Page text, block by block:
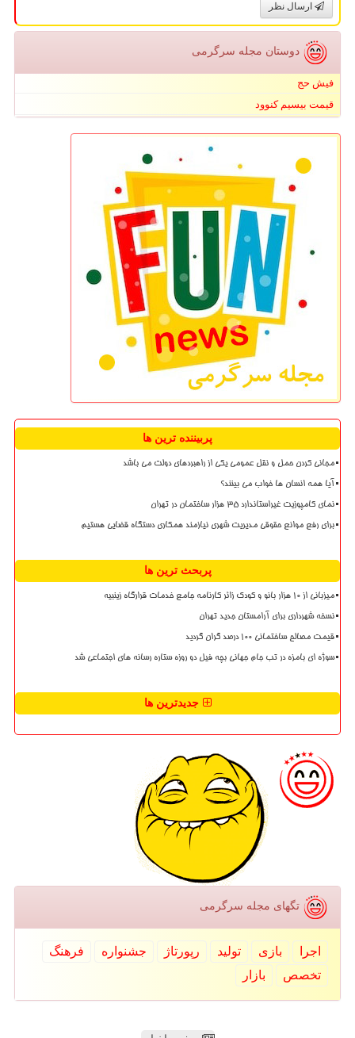
ارسال نظر
دوستان مجله سرگرمی
فیش حج
قیمت بیسیم کنوود
پربیننده ترین ها
مجانی کردن حمل و نقل عمومی یکی از راهبردهای دولت می باشد
آیا همه انسان ها خواب می بینند؟
نمای کامپوزیت غیراستاندارد ۳۵ هزار ساختمان در تهران
برای رفع موانع حقوقی مدیریت شهری نیازمند همکاری دستگاه قضایی هستیم
پربحث ترین ها
میزبانی از ۱۰ هزار بانو و کودک زائر کارنامه جامع خدمات قرارگاه زینبیه
نسخه شهرداری برای آرامستان جدید تهران
قیمت مصالح ساختمانی ۱۰۰ درصد گران گردید
سوژه ای بامزه در تب جام جهانی بچه فیل دو روزه ستاره رسانه های اجتماعی شد
جدیدترین ها
تگهای مجله سرگرمی
اجرا بازی تولید رپورتاژ جشنواره
فرهنگ
تخصص
بازار